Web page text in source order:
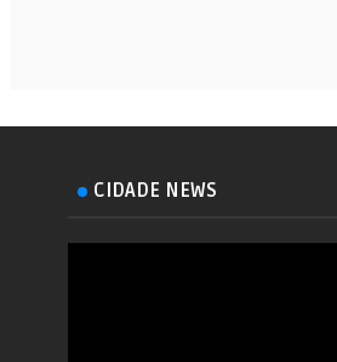
CIDADE NEWS